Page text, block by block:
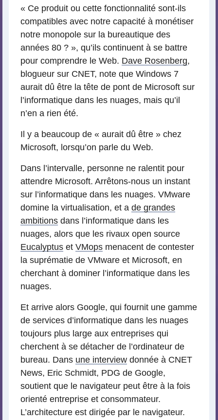
« Ce produit ou cette fonctionnalité sont-ils
compatibles avec notre capacité à monétiser
notre monopole sur la bureautique des
années 80 ? », qu’ils continuent à se battre
pour comprendre le Web. Dave Rosenberg,
blogueur sur CNET, note que Windows 7
aurait dû être la tête de pont de Microsoft sur
l’informatique dans les nuages, mais qu’il
n’en a rien été.
Il y a beaucoup de « aurait dû être » chez
Microsoft, lorsqu’on parle du Web.
Dans l’intervalle, personne ne ralentit pour
attendre Microsoft. Arrêtons-nous un instant
sur l’informatique dans les nuages. VMware
domine la virtualisation, et a de grandes
ambitions dans l’informatique dans les
nuages, alors que les rivaux open source
Eucalyptus et VMops menacent de contester
la suprématie de VMware et Microsoft, en
cherchant à dominer l’informatique dans les
nuages.
Et arrive alors Google, qui fournit une gamme
de services d’informatique dans les nuages
toujours plus large aux entreprises qui
cherchent à se détacher de l’ordinateur de
bureau. Dans une interview donnée à CNET
News, Eric Schmidt, PDG de Google,
soutient que le navigateur peut être à la fois
orienté entreprise et consommateur.
L’architecture est dirigée par le navigateur.